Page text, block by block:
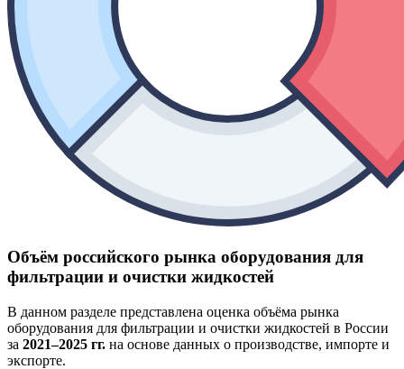
Объём российского рынка оборудования для
фильтрации и очистки жидкостей
В данном разделе представлена оценка объёма рынка
оборудования для фильтрации и очистки жидкостей в России
за 2021–2025 гг. на основе данных о производстве, импорте и
экспорте.